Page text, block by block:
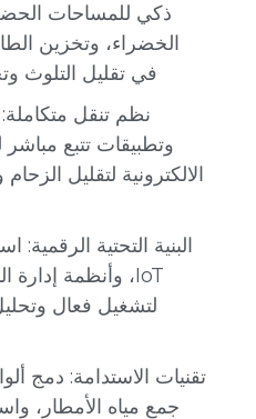
ذكي للمساحات
الخضراء، وتخزين
في تقليل التلوث
نظم تنقل
وتطبيقات تتبع
الالكترونية لتقليل
لتشغيل فعال
تقنيات الاستدامة: دمج
جمع مياه الأمطار،